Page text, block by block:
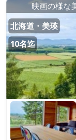
映画の様な
北海道・美瑛
10名迄